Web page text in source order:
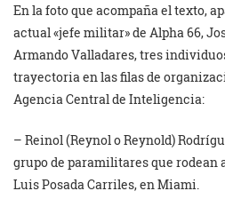
En la foto que acompaña el texto,
actual «jefe militar» de Alpha 66,
Armando Valladares, tres
trayectoria en las filas de
Agencia Central de Inteligencia:
– Reinol (Reynol o Reynold)
grupo de paramilitares que
Luis Posada Carriles, en Miami.